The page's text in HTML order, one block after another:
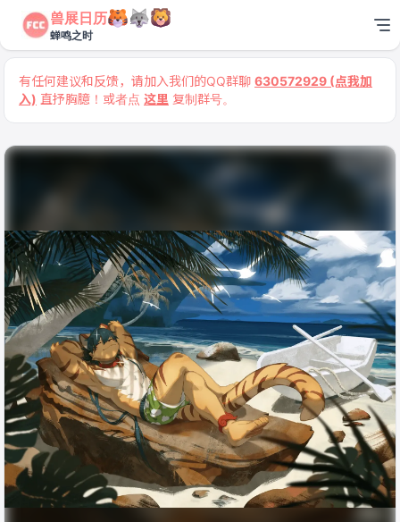
兽展日历
蝉鸣之时
有任何建议和反馈，请加入我们的QQ群聊 630572929 (点我加
入) 直抒胸臆！或者点 这里 复制群号。